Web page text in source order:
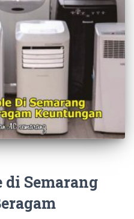
di Semarang